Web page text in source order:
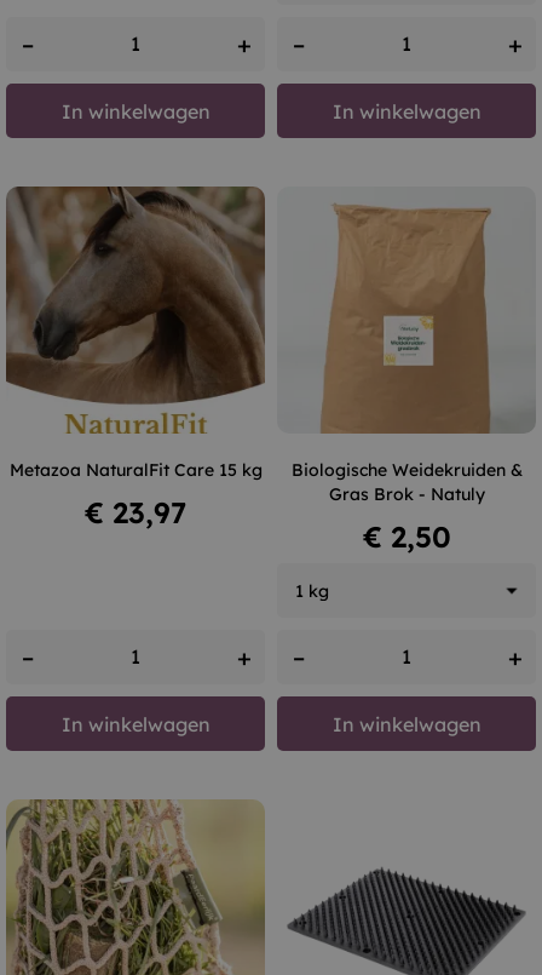
– +
In winkelwagen
– +
In winkelwagen
Metazoa NaturalFit Care 15 kg
Prijs
€ 23,97
– +
In winkelwagen
Biologische Weidekruiden &
Gras Brok - Natuly
Prijs
€ 2,50
– +
In winkelwagen